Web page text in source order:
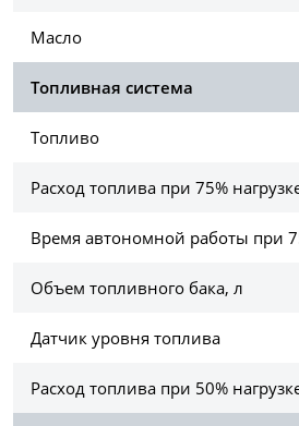
Масло
Топливная система
Топливо
Расход топлива при 75%
Время автономной работы при
Объем топливного бака, л
Датчик уровня топлива
Расход топлива при 50%